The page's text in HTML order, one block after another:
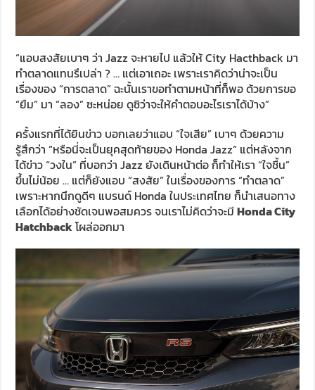
“แอบสงสัยเบาๆ ว่า Jazz จะหายไป แล้วให้ City Hacthback มา
ทำตลาดแทนรึเปล่า ? … แต่เอาเถอะ เพราะเราคิดว่าน่าจะเป็น
เรื่องของ “การตลาด” ฉะนั้นเราขอทำตามหน้าที่ก็พอ ด้วยการขอ
“ยืม” มา “ลอง” ซะหน่อย ดูซิว่าจะให้คำตอบอะไรเราได้บ้าง”
ครั้งแรกที่ได้ยินข่าว บอกเลยว่าแอบ “ใจเสีย” เบาๆ ด้วยความ
รู้สึกว่า “หรือนี่จะเป็นยุคสุดท้ายของ Honda Jazz“ แต่หลังจาก
ได้ข่าว “วงใน” ที่บอกว่า Jazz ยังเดินหน้าต่อ ก็ทำให้เรา “ใจชื้น”
ขึ้นไม่น้อย … แต่ก็ยังแอบ “สงสัย” ในเรื่องของการ “ทำตลาด”
เพราะหากนึกดูดีๆ แบรนด์ Honda ในประเทศไทย ก็นำเสนอทาง
เลือกได้อย่างชัดเจนพอสมควร จนเราไม่คิดว่าจะมีHonda City
Hatchbackโผล่ออกมา